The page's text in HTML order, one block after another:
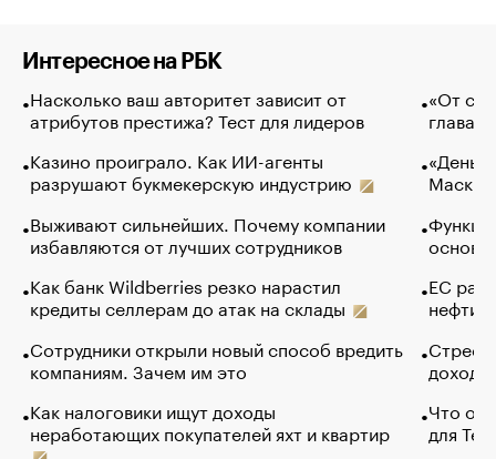
Интересное на РБК
Насколько ваш авторитет зависит от
атрибутов престижа? Тест для лидеров
Казино проиграло. Как ИИ-агенты
разрушают букмекерскую индустрию
Выживают сильнейших. Почему компании
избавляются от лучших сотрудников
Как банк Wildberries резко нарастил
кредиты селлерам до атак на склады
Сотрудники открыли новый способ вредить
компаниям. Зачем им это
Как налоговики ищут доходы
неработающих покупателей яхт и квартир
«От
глава
Маск в
основ
ЕС
нефти
Что
для